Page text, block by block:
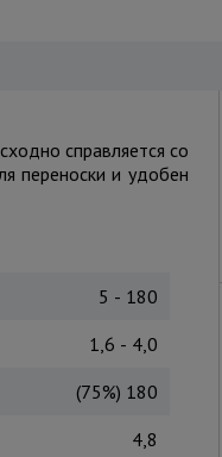
справляется со
переноски и удобен
5 - 180
1,6 - 4,0
(75%) 180
4,8